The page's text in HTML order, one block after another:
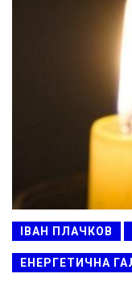
ІВАН ПЛАЧКОВ
ЕНЕРГЕТИЧНА